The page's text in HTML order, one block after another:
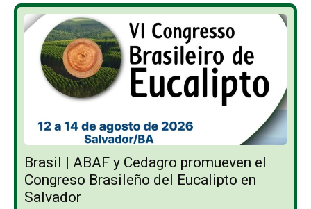
Brasil | ABAF y Cedagro promueven el
Congreso Brasileño del Eucalipto en
Salvador